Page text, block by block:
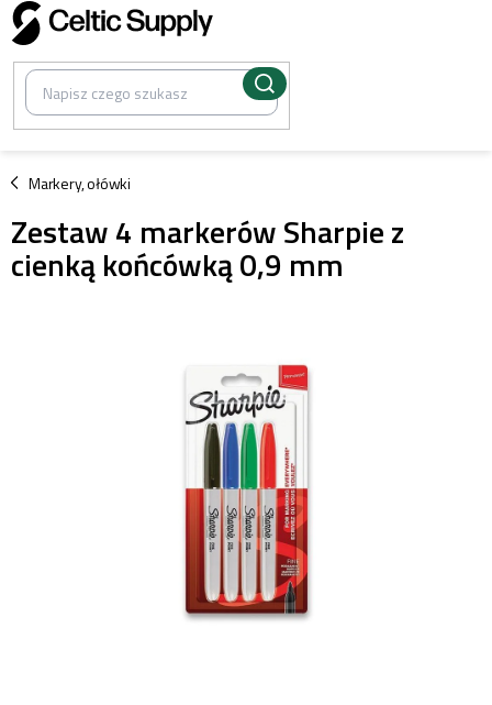
Przejść
do
treści
Markery, ołówki
/
Zestaw 4 markerów Sharpie z
cienką końcówką 0,9 mm